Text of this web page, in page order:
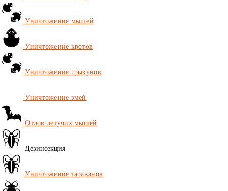
Уничтожение мышей
Уничтожение кротов
Уничтожение грызунов
Уничтожение змей
Отлов летучих мышей
Дезинсекция
Уничтожение тараканов